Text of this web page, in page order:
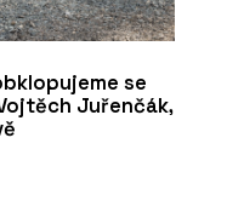
se
Juřenčák,